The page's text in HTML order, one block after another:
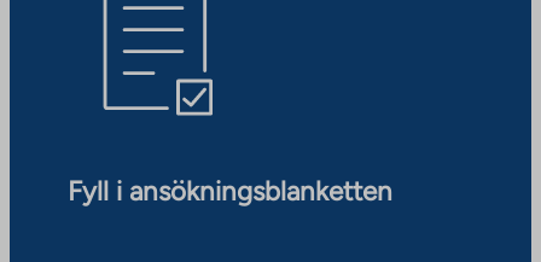
Fyll i ansökningsblanketten